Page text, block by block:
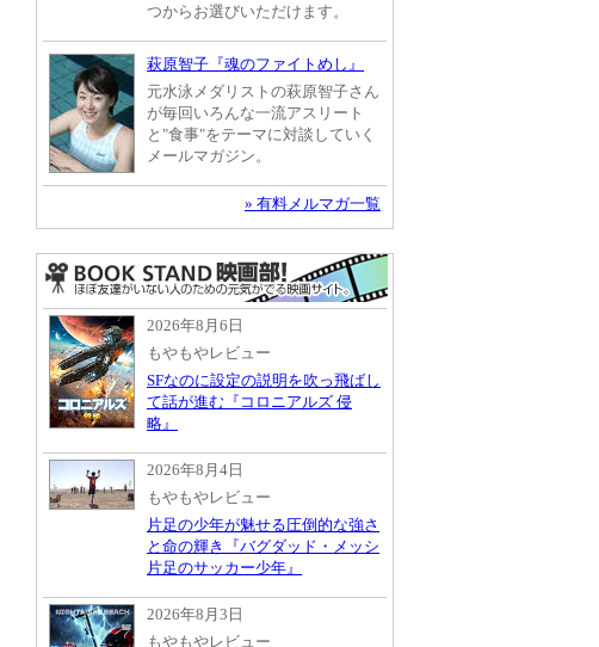
つからお選びいただけます。
萩原智子『魂のファイトめし』
元水泳メダリストの萩原智子さん
が毎回いろんな一流アスリート
と"食事"をテーマに対談していく
メールマガジン。
» 有料メルマガ一覧
2026年8月6日
もやもやレビュー
SFなのに設定の説明を吹っ飛ばし
て話が進む『コロニアルズ 侵
略』
2026年8月4日
もやもやレビュー
片足の少年が魅せる圧倒的な強さ
と命の輝き『バグダッド・メッシ
片足のサッカー少年』
2026年8月3日
もやもやレビュー